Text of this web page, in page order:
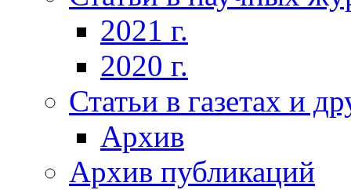
2021 г.
2020 г.
Статьи в газетах и
Архив
Архив публикаций